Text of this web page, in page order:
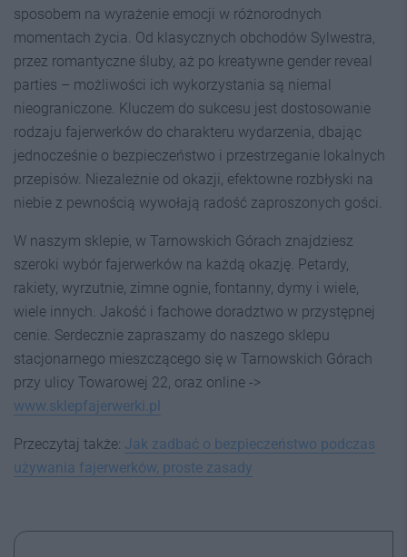
sposobem na wyrażenie emocji w różnorodnych
momentach życia. Od klasycznych obchodów Sylwestra,
przez romantyczne śluby, aż po kreatywne gender reveal
parties – możliwości ich wykorzystania są niemal
nieograniczone. Kluczem do sukcesu jest dostosowanie
rodzaju fajerwerków do charakteru wydarzenia, dbając
jednocześnie o bezpieczeństwo i przestrzeganie lokalnych
przepisów. Niezależnie od okazji, efektowne rozbłyski na
niebie z pewnością wywołają radość zaproszonych gości.
W naszym sklepie, w Tarnowskich Górach znajdziesz
szeroki wybór fajerwerków na każdą okazję. Petardy,
rakiety, wyrzutnie, zimne ognie, fontanny, dymy i wiele,
wiele innych. Jakość i fachowe doradztwo w przystępnej
cenie. Serdecznie zapraszamy do naszego sklepu
stacjonarnego mieszczącego się w Tarnowskich Górach
przy ulicy Towarowej 22, oraz online ->
www.sklepfajerwerki.pl
Przeczytaj także: Jak zadbać o bezpieczeństwo podczas
używania fajerwerków, proste zasady